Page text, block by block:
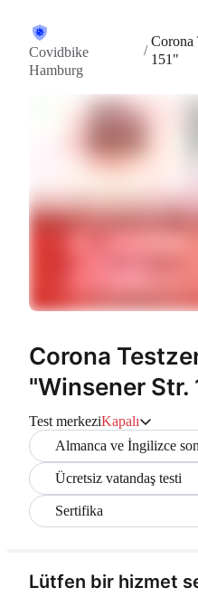
Covidbike
Hamburg
/
Corona
151"
Corona
"Winsener Str.
Test merkeziKapalı
Almanca ve İngilizce
Ücretsiz vatandaş testi
Sertifika
Lütfen bir hizmet